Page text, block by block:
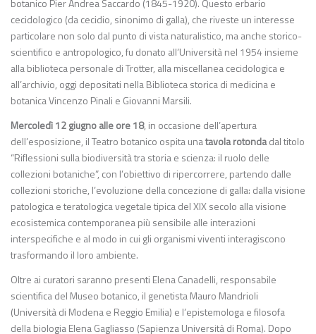
botanico Pier Andrea Saccardo (1845-1920). Questo erbario
cecidologico (da cecidio, sinonimo di galla), che riveste un interesse
particolare non solo dal punto di vista naturalistico, ma anche storico-
scientifico e antropologico, fu donato all’Università nel 1954 insieme
alla biblioteca personale di Trotter, alla miscellanea cecidologica e
all’archivio, oggi depositati nella Biblioteca storica di medicina e
botanica Vincenzo Pinali e Giovanni Marsili.
Mercoledì 12 giugnoalleore 18, in occasione dell’apertura
dell’esposizione, il Teatro botanico ospita unatavola rotondadal titolo
“Riflessioni sulla biodiversità tra storia e scienza: il ruolo delle
collezioni botaniche”, con l’obiettivo di ripercorrere, partendo dalle
collezioni storiche, l’evoluzione della concezione di galla: dalla visione
patologica e teratologica vegetale tipica del XIX secolo alla visione
ecosistemica contemporanea più sensibile alle interazioni
interspecifiche e al modo in cui gli organismi viventi interagiscono
trasformando il loro ambiente.
Oltre ai curatori saranno presenti Elena Canadelli, responsabile
scientifica del Museo botanico, il genetista Mauro Mandrioli
(Università di Modena e Reggio Emilia) e l’epistemologa e filosofa
della biologia Elena Gagliasso (Sapienza Università di Roma). Dopo